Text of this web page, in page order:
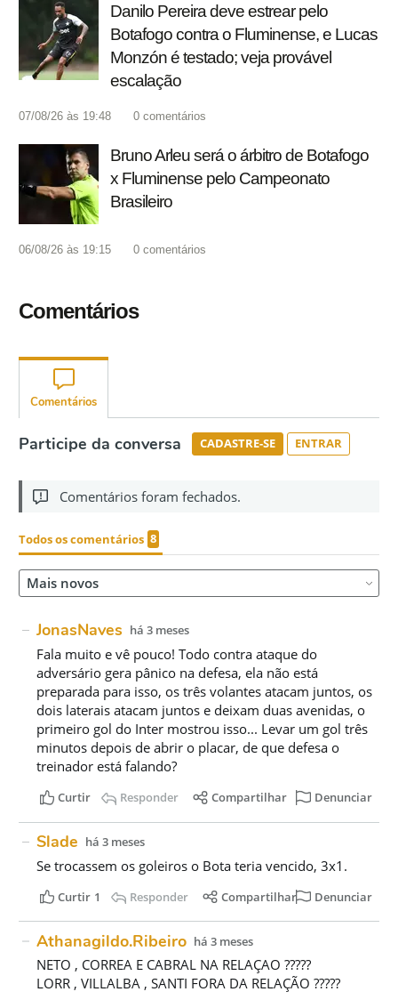
Danilo Pereira deve estrear pelo
Botafogo contra o Fluminense, e Lucas
Monzón é testado; veja provável
escalação
07/08/26 às 19:48 0 comentários
Bruno Arleu será o árbitro de Botafogo
x Fluminense pelo Campeonato
Brasileiro
06/08/26 às 19:15 0 comentários
Comentários